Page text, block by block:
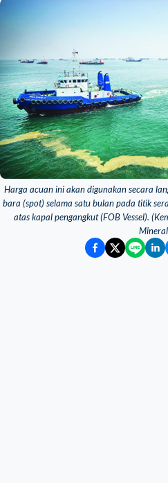
Harga acuan ini akan digunakan secara
bara (spot) selama satu bulan pada titik
atas kapal pengangkut (FOB Vessel).